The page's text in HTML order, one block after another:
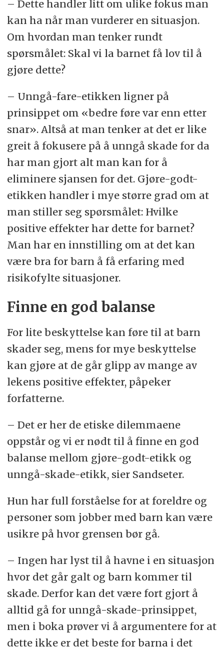
– Dette handler litt om ulike fokus man
kan ha når man vurderer en situasjon.
Om hvordan man tenker rundt
spørsmålet: Skal vi la barnet få lov til å
gjøre dette?
– Unngå-fare-etikken ligner på
prinsippet om «bedre føre var enn etter
snar». Altså at man tenker at det er like
greit å fokusere på å unngå skade for da
har man gjort alt man kan for å
eliminere sjansen for det. Gjøre-godt-
etikken handler i mye større grad om at
man stiller seg spørsmålet: Hvilke
positive effekter har dette for barnet?
Man har en innstilling om at det kan
være bra for barn å få erfaring med
risikofylte situasjoner.
Finne en god balanse
For lite beskyttelse kan føre til at barn
skader seg, mens for mye beskyttelse
kan gjøre at de går glipp av mange av
lekens positive effekter, påpeker
forfatterne.
– Det er her de etiske dilemmaene
oppstår og vi er nødt til å finne en god
balanse mellom gjøre-godt-etikk og
unngå-skade-etikk, sier Sandseter.
Hun har full forståelse for at foreldre og
personer som jobber med barn kan være
usikre på hvor grensen bør gå.
– Ingen har lyst til å havne i en situasjon
hvor det går galt og barn kommer til
skade. Derfor kan det være fort gjort å
alltid gå for unngå-skade-prinsippet,
men i boka prøver vi å argumentere for at
dette ikke er det beste for barna i det